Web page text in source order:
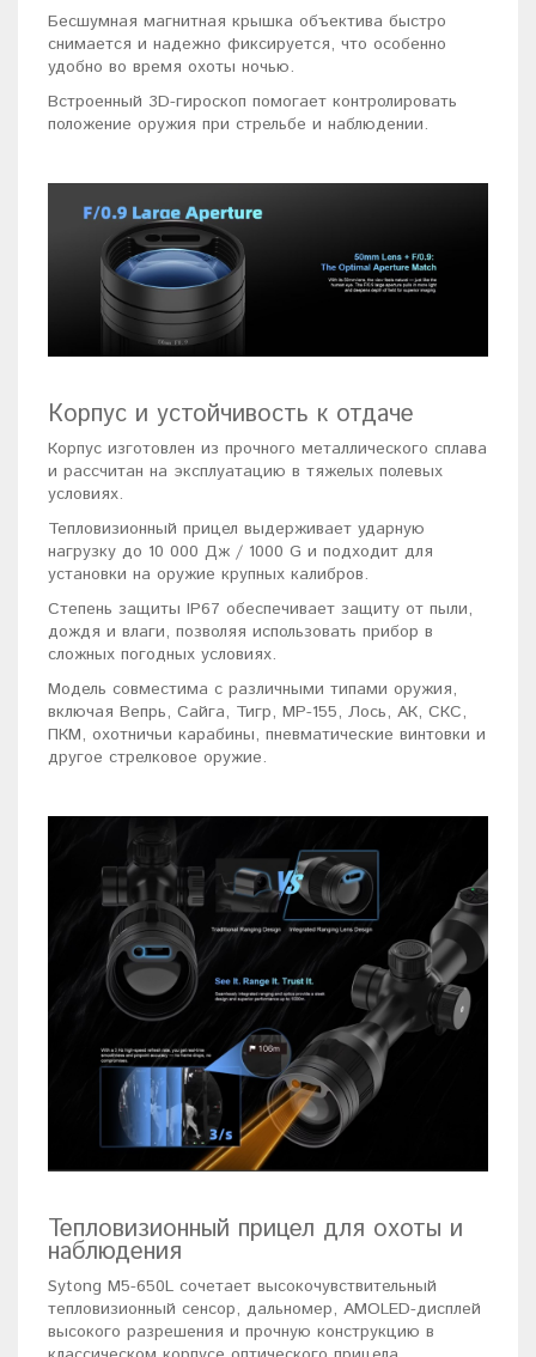
Бесшумная магнитная крышка объектива быстро
снимается и надежно фиксируется, что особенно
удобно во время охоты ночью.
Встроенный 3D-гироскоп помогает контролировать
положение оружия при стрельбе и наблюдении.
Корпус и устойчивость к отдаче
Корпус изготовлен из прочного металлического сплава
и рассчитан на эксплуатацию в тяжелых полевых
условиях.
Тепловизионный прицел выдерживает ударную
нагрузку до 10 000 Дж / 1000 G и подходит для
установки на оружие крупных калибров.
Степень защиты IP67 обеспечивает защиту от пыли,
дождя и влаги, позволяя использовать прибор в
сложных погодных условиях.
Модель совместима с различными типами оружия,
включая Вепрь, Сайга, Тигр, МР-155, Лось, АК, СКС,
ПКМ, охотничьи карабины, пневматические винтовки и
другое стрелковое оружие.
Тепловизионный прицел для охоты и
наблюдения
Sytong M5-650L сочетает высокочувствительный
тепловизионный сенсор, дальномер, AMOLED-дисплей
высокого разрешения и прочную конструкцию в